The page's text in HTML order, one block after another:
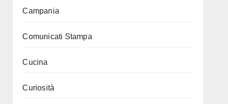
Campania
Comunicati Stampa
Cucina
Curiosità